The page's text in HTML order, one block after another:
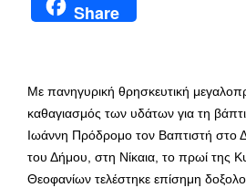
Share
Με πανηγυρική θρησκευτική
καθαγιασμός των υδάτων για τη
Ιωάννη Πρόδρομο τον Βαπτιστή στο
του Δήμου, στη Νίκαια, το πρωί της
Θεοφανίων τελέστηκε επίσημη